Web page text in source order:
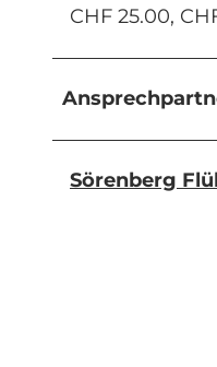
CHF 25.00,
Sörenberg